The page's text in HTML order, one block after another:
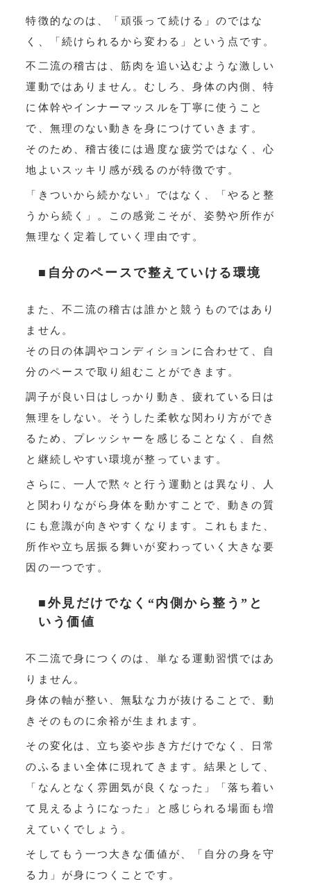
特徴的なのは、「頑張って続ける」のではな
く、「続けられるから変わる」という点です。
不二流の稽古は、筋肉を追い込むような激しい
運動ではありません。むしろ、身体の内側、特
に体幹やインナーマッスルを丁寧に使うこと
で、無理のない動きを身につけていきます。
そのため、稽古後には過度な疲労ではなく、心
地よいスッキリ感が残るのが特徴です。
「きついから続かない」ではなく、「やると整
うから続く」。この感覚こそが、姿勢や所作が
無理なく定着していく理由です。
■自分のペースで整えていける環境
また、不二流の稽古は誰かと競うものではあり
ません。
その日の体調やコンディションに合わせて、自
分のペースで取り組むことができます。
調子が良い日はしっかり動き、疲れている日は
無理をしない。そうした柔軟な関わり方ができ
るため、プレッシャーを感じることなく、自然
と継続しやすい環境が整っています。
さらに、一人で黙々と行う運動とは異なり、人
と関わりながら身体を動かすことで、動きの質
にも意識が向きやすくなります。これもまた、
所作や立ち居振る舞いが変わっていく大きな要
因の一つです。
■外見だけでなく“内側から整う”と
いう価値
不二流で身につくのは、単なる運動習慣ではあ
りません。
身体の軸が整い、無駄な力が抜けることで、動
きそのものに余裕が生まれます。
その変化は、立ち姿や歩き方だけでなく、日常
のふるまい全体に現れてきます。結果として、
「なんとなく雰囲気が良くなった」「落ち着い
て見えるようになった」と感じられる場面も増
えていくでしょう。
そしてもう一つ大きな価値が、「自分の身を守
る力」が身につくことです。